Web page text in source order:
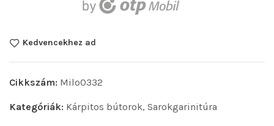
Kedvencekhez ad
Cikkszám: Milo0332
Kategóriák: Kárpitos bútorok, Sarokgarinitúra